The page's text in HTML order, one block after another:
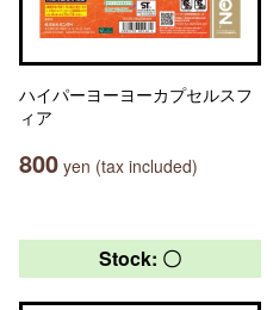
ハイパーヨーヨーカプセルスフ
ィア
800 yen (tax included)
Stock: 〇